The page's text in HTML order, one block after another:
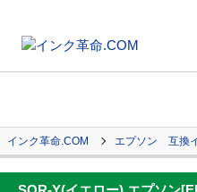
インク革命.COM エプソン 互換